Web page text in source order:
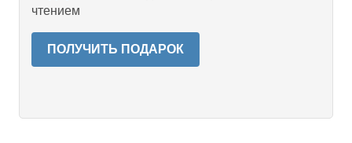
чтением
ПОЛУЧИТЬ ПОДАРОК